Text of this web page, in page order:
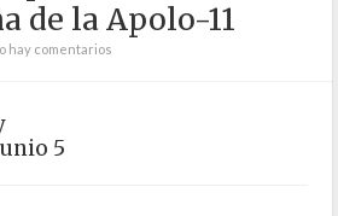
de la Apolo-11
hay comentarios
5